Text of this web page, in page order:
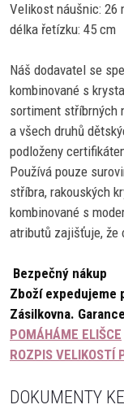
Velikost náušnic: 26
délka řetízku: 45 cm
Náš dodavatel se
kombinované s
sortiment stříbrných
a všech druhů
podloženy
Používá pouze
stříbra, rakouských
kombinované s
atributů zajišťuje, že
Bezpečný nákup
Zboží expedujeme
Zásilkovna.
POMÁHÁME ELIŠCE
ROZPIS VELIKOSTÍ
DOKUMENTY